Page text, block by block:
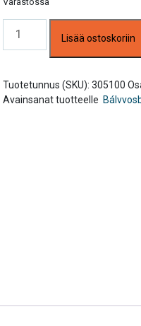
Bálvvosbáiki
Lisää ostoskoriin
Tuotetunnus (SKU): 305100
Avainsanat tuotteelle